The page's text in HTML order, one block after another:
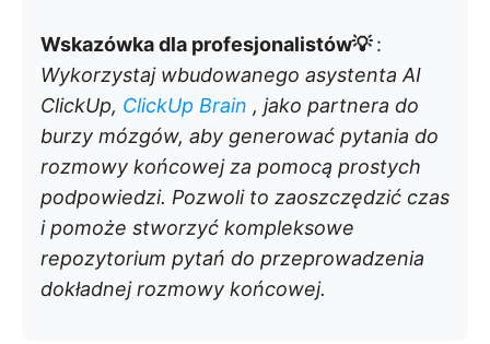
Wskazówka dla profesjonalistów💡:
Wykorzystaj wbudowanego asystenta AI
ClickUp, ClickUp Brain , jako partnera do
burzy mózgów, aby generować pytania do
rozmowy końcowej za pomocą prostych
podpowiedzi. Pozwoli to zaoszczędzić czas
i pomoże stworzyć kompleksowe
repozytorium pytań do przeprowadzenia
dokładnej rozmowy końcowej.